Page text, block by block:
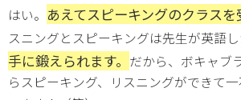
はい。 あえてスピーキングのクラスを
スニングとスピーキングは先生が英語
手に鍛えられます。 だから、ボキャブ
らスピーキング、リスニングができて